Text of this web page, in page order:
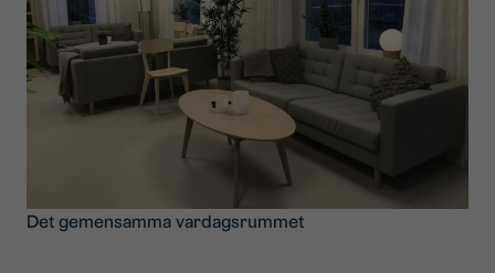
Det gemensamma vardagsrummet